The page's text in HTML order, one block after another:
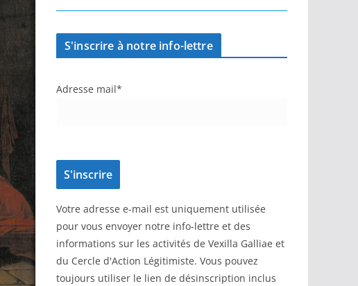
S'inscrire à notre info-lettre
Adresse mail*
Votre adresse e-mail est uniquement utilisée
pour vous envoyer notre info-lettre et des
informations sur les activités de Vexilla Galliae et
du Cercle d'Action Légitimiste. Vous pouvez
toujours utiliser le lien de désinscription inclus